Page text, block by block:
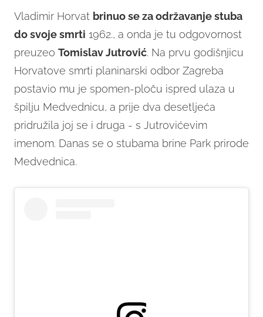
Vladimir Horvat brinuo se za održavanje stuba
do svoje smrti 1962., a onda je tu odgovornost
preuzeo Tomislav Jutrović. Na prvu godišnjicu
Horvatove smrti planinarski odbor Zagreba
postavio mu je spomen-ploču ispred ulaza u
špilju Medvednicu, a prije dva desetljeća
pridružila joj se i druga - s Jutrovićevim
imenom. Danas se o stubama brine Park prirode
Medvednica.